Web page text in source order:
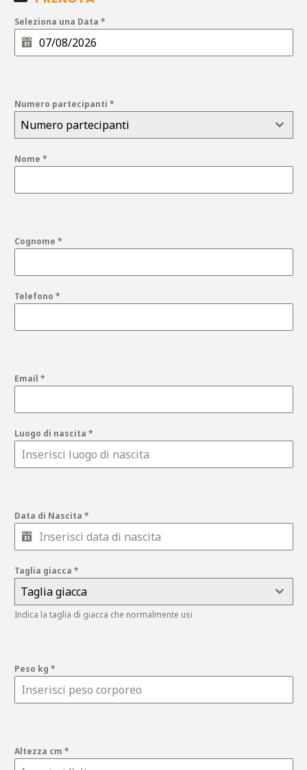
Seleziona una Data *
Numero partecipanti *
Numero partecipanti
Nome *
Cognome *
Telefono *
Email *
Luogo di nascita *
Data di Nascita *
Taglia giacca *
Taglia giacca
Indica la taglia di giacca che normalmente usi
Peso kg *
Altezza cm *